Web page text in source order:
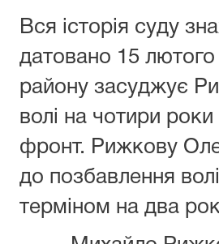
Вся історія суду
датовано 15
району засуджує
волі на чотири
фронт. Рижкову
до позбавлення
терміном на два